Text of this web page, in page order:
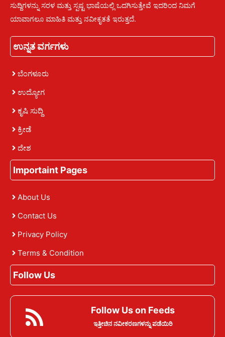
ಸುದ್ದಿಗಳನ್ನು ಸರಳ ಮತ್ತು ಸ್ಪಷ್ಟ ಭಾಷೆಯಲ್ಲಿ ಒದಗಿಸುತ್ತೇವೆ ಇದರಿಂದ ನಿಮಗೆ
ಯಾವಾಗಲೂ ಮಾಹಿತಿ ಮತ್ತು ನವೀಕೃತತೆ ಇರುತ್ತದೆ.
ಉನ್ನತ ವರ್ಗಗಳು
ಬೆಂಗಳೂರು
ಉದ್ಯೋಗ
ಕೃಷಿ ಸುದ್ದಿ
ಕ್ರೀಡೆ
ದೇಶ
Importaint Pages
About Us
Contact Us
Privacy Policy
Terms & Condition
Follow Us
Follow Us on Feeds
ಇತ್ತೀಚಿನ ನವೀಕರಣಗಳನ್ನು ಪಡೆಯಿರಿ